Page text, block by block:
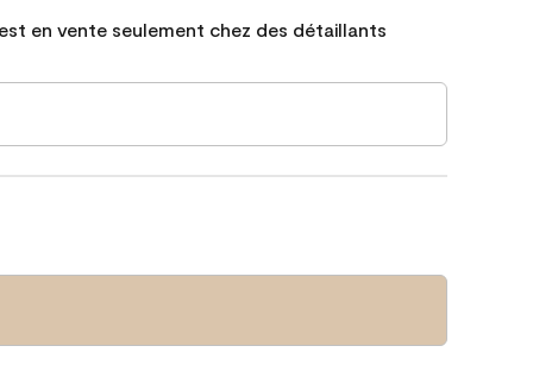
en vente seulement chez des détaillants